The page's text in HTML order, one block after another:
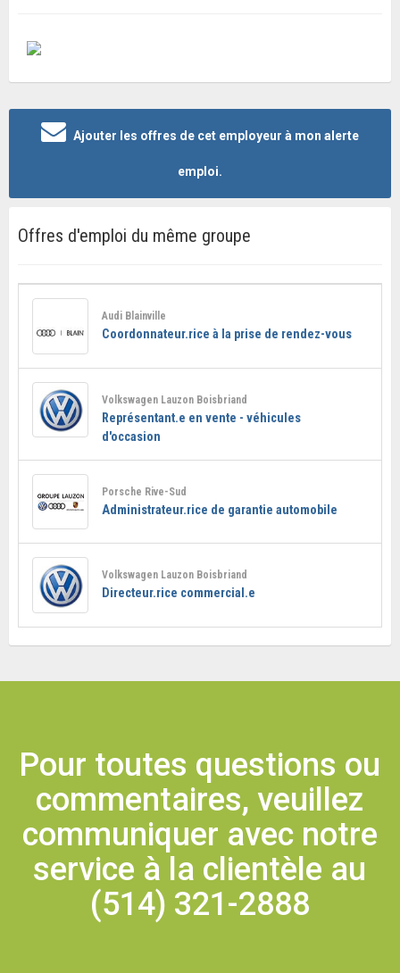
Ajouter les offres de cet employeur à mon alerte
emploi.
Offres d'emploi du même groupe
Audi Blainville
Coordonnateur.rice à la prise de rendez-vous
Volkswagen Lauzon Boisbriand
Représentant.e en vente - véhicules
d'occasion
Porsche Rive-Sud
Administrateur.rice de garantie automobile
Volkswagen Lauzon Boisbriand
Directeur.rice commercial.e
Pour toutes questions ou
commentaires, veuillez
communiquer avec notre
service à la clientèle au
(514) 321-2888